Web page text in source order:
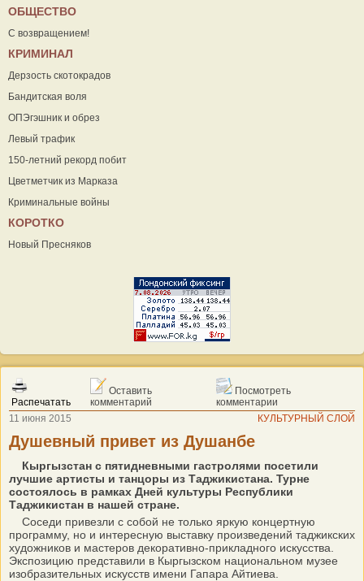
ОБЩЕСТВО
С возвращением!
КРИМИНАЛ
Дерзость скотокрадов
Бандитская воля
ОПЭгэшник и обрез
Левый трафик
150-летний рекорд побит
Цветметчик из Марказа
Криминальные войны
КОРОТКО
Новый Пресняков
Распечатать
Оставить
комментарий
Посмотреть
комментарии
11 июня 2015
КУЛЬТУРНЫЙ СЛОЙ
Душевный привет из Душанбе
Кыргызстан с пятидневными гастролями посетили
лучшие артисты и танцоры из Таджикистана. Турне
состоялось в рамках Дней культуры Республики
Таджикистан в нашей стране.
Соседи привезли с собой не только яркую концертную
программу, но и интересную выставку произведений таджикских
художников и мастеров декоративно-прикладного искусства.
Экспозицию представили в Кыргызском национальном музее
изобразительных искусств имени Гапара Айтиева.